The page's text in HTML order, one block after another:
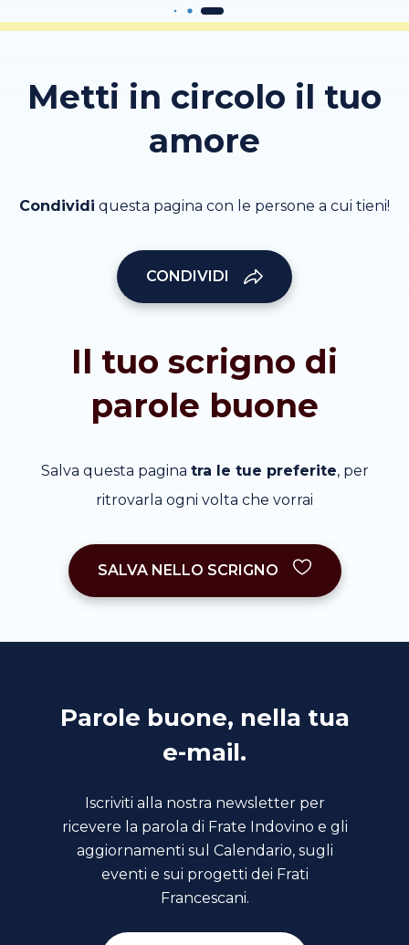
Metti in circolo il tuo
amore
Condividi questa pagina con le persone a cui tieni!
CONDIVIDI
Il tuo scrigno di
parole buone
Salva questa pagina tra le tue preferite, per
ritrovarla ogni volta che vorrai
SALVA NELLO SCRIGNO
Parole buone, nella tua
e-mail.
Iscriviti alla nostra newsletter per
ricevere la parola di Frate Indovino e gli
aggiornamenti sul Calendario, sugli
eventi e sui progetti dei Frati
Francescani.